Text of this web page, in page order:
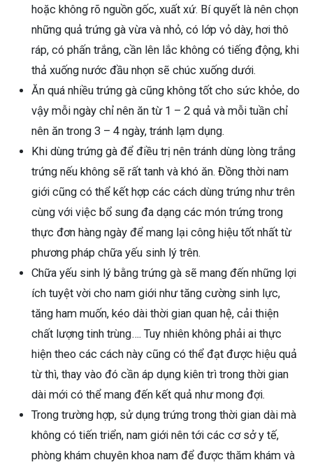
hoặc không rõ nguồn gốc, xuất xứ. Bí quyết là nên chọn
những quả trứng gà vừa và nhỏ, có lớp vỏ dày, hơi thô
ráp, có phấn trắng, cần lên lắc không có tiếng động, khi
thả xuống nước đầu nhọn sẽ chúc xuống dưới.
Ăn quá nhiều trứng gà cũng không tốt cho sức khỏe, do
vậy mỗi ngày chỉ nên ăn từ 1 – 2 quả và mỗi tuần chỉ
nên ăn trong 3 – 4 ngày, tránh lạm dụng.
Khi dùng trứng gà để điều trị nên tránh dùng lòng trắng
trứng nếu không sẽ rất tanh và khó ăn. Đồng thời nam
giới cũng có thể kết hợp các cách dùng trứng như trên
cùng với việc bổ sung đa dạng các món trứng trong
thực đơn hàng ngày để mang lại công hiệu tốt nhất từ
phương pháp chữa yếu sinh lý trên.
Chữa yếu sinh lý bằng trứng gà sẽ mang đến những lợi
ích tuyệt vời cho nam giới như tăng cường sinh lực,
tăng ham muốn, kéo dài thời gian quan hệ, cải thiện
chất lượng tinh trùng…. Tuy nhiên không phải ai thực
hiện theo các cách này cũng có thể đạt được hiệu quả
từ thì, thay vào đó cần áp dụng kiên trì trong thời gian
dài mới có thể mang đến kết quả như mong đợi.
Trong trường hợp, sử dụng trứng trong thời gian dài mà
không có tiến triển, nam giới nên tới các cơ sở y tế,
phòng khám chuyên khoa nam để được thăm khám và